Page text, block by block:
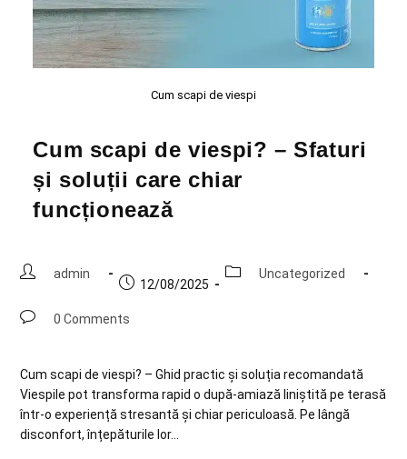
Cum scapi de viespi
Cum scapi de viespi? – Sfaturi
și soluții care chiar
funcționează
admin
12/08/2025
Uncategorized
0 Comments
Cum scapi de viespi? – Ghid practic și soluția recomandată
Viespile pot transforma rapid o după-amiază liniștită pe terasă
într-o experiență stresantă și chiar periculoasă. Pe lângă
disconfort, înțepăturile lor…